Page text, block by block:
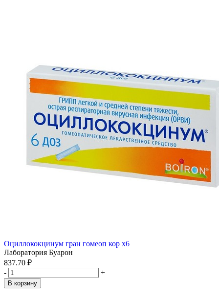
Оциллококцинум гран гомеоп кор x6
Лаборатория Буарон
837.70 ₽
-
+
В корзину